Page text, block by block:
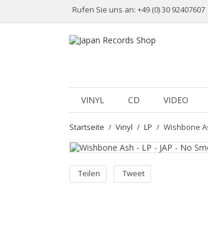
Rufen Sie uns an: +49 (0) 30 92407607
VINYL CD VIDEO
Startseite Vinyl LP Wishbone
Teilen Tweet